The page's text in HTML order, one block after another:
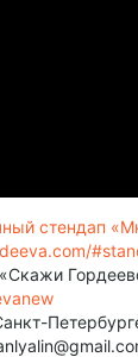
стендап